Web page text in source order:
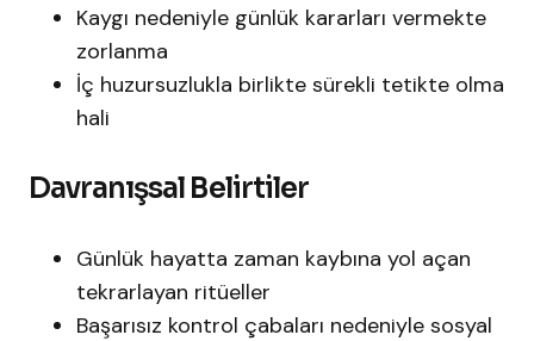
Kaygı nedeniyle günlük kararları vermekte
zorlanma
İç huzursuzlukla birlikte sürekli tetikte olma
hali
Davranışsal Belirtiler
Günlük hayatta zaman kaybına yol açan
tekrarlayan ritüeller
Başarısız kontrol çabaları nedeniyle sosyal